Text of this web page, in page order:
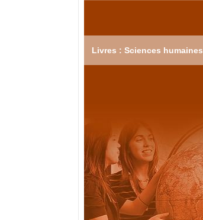
Livres : Sciences humaines